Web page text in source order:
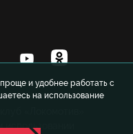
и удобнее работать с
на использование
«Локомотив»